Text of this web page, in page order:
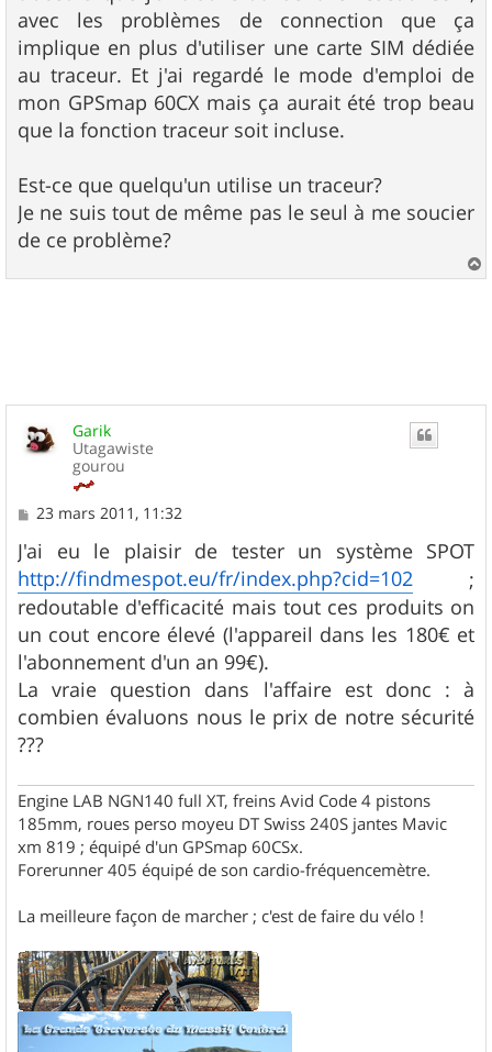
avec les problèmes de connection que ça
implique en plus d'utiliser une carte SIM dédiée
au traceur. Et j'ai regardé le mode d'emploi de
mon GPSmap 60CX mais ça aurait été trop beau
que la fonction traceur soit incluse.
Est-ce que quelqu'un utilise un traceur?
Je ne suis tout de même pas le seul à me soucier
de ce problème?
a
Garik
Utagawiste
gourou
M
s
s
a
g
e
23 mars 2011, 11:32
J'ai eu le plaisir de tester un système SPOT
http://findmespot.eu/fr/index.php?cid=102 ;
redoutable d'efficacité mais tout ces produits on
un cout encore élevé (l'appareil dans les 180€ et
l'abonnement d'un an 99€).
La vraie question dans l'affaire est donc : à
combien évaluons nous le prix de notre sécurité
???
Engine LAB NGN140 full XT, freins Avid Code 4 pistons
185mm, roues perso moyeu DT Swiss 240S jantes Mavic
xm 819 ; équipé d'un GPSmap 60CSx.
Forerunner 405 équipé de son cardio-fréquencemètre.
La meilleure façon de marcher ; c'est de faire du vélo !